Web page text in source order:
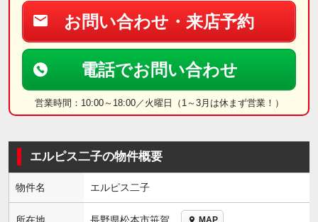
お問い合わせ・来店予約
電話でお問い合わせ
営業時間：10:00～18:00／火曜日（1～3月は休まず営業！）
エルピス二子の物件概要
物件名 エルピス二子
所在地 長野県松本市笹賀 MAP